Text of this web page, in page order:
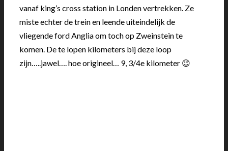
vanaf king’s cross station in Londen vertrekken. Ze
miste echter de trein en leende uiteindelijk de
vliegende ford Anglia om toch op Zweinstein te
komen. De te lopen kilometers bij deze loop
zijn…..jawel…. hoe origineel… 9, 3/4e kilometer 😉